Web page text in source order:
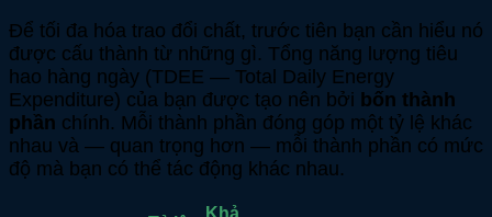
Để tối đa hóa trao đổi chất, trước tiên bạn cần hiểu nó
được cấu thành từ những gì. Tổng năng lượng tiêu
hao hàng ngày (TDEE — Total Daily Energy
Expenditure) của bạn được tạo nên bởi bốn thành
phần chính. Mỗi thành phần đóng góp một tỷ lệ khác
nhau và — quan trọng hơn — mỗi thành phần có mức
độ mà bạn có thể tác động khác nhau.
Khả